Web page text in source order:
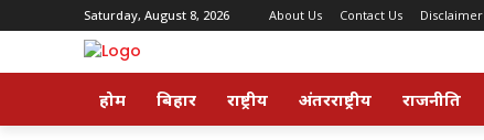
Saturday, August 8, 2026 About Us Contact Us Disclaimer
होम बिहार राष्ट्रीय अंतरराष्ट्रीय राजनीति